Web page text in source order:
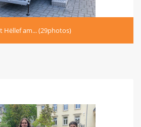
Hëllef am... (29photos)